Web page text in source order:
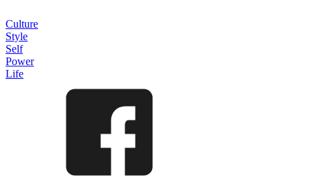
Culture
Style
Self
Power
Life